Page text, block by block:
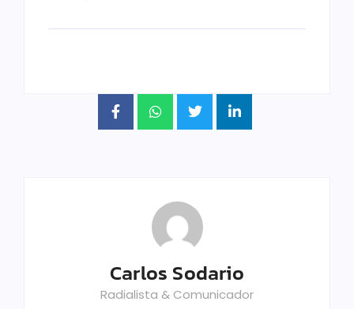
Carlos Sodario
Radialista & Comunicador